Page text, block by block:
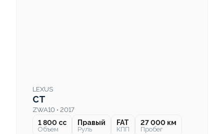
LEXUS
CT
ZWA10 • 2017
1 800 cc
Объем
Правый
Руль
FAT
КПП
27 000 км
Пробег